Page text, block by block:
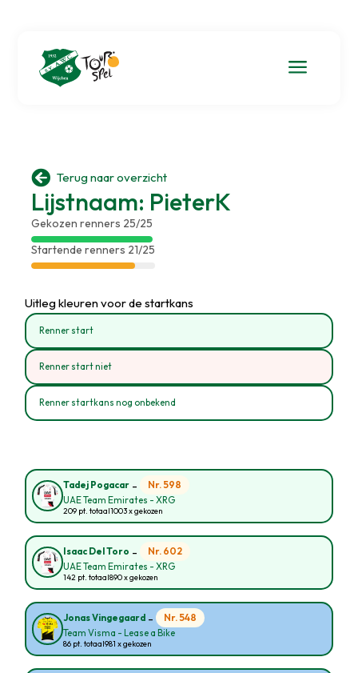
a
 Terug naar overzicht
Lijstnaam: PieterK
Gekozen renners 25/25
Startende renners 21/25
Uitleg kleuren voor de startkans
Renner start
Renner start niet
Renner startkans nog onbekend
Tadej Pogacar - Nr. 598
UAE Team Emirates - XRG
209 pt. totaal1003 x gekozen
Isaac Del Toro - Nr. 602
UAE Team Emirates - XRG
142 pt. totaal890 x gekozen
Jonas Vingegaard - Nr. 548
Team Visma - Lease a Bike
86 pt. totaal981 x gekozen